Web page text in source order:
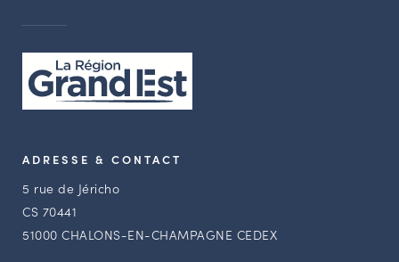
ADRESSE & CONTACT
5 rue de Jéricho
CS 70441
51000 CHALONS-EN-CHAMPAGNE CEDEX